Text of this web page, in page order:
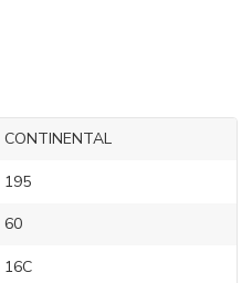
CONTINENTAL
195
60
16C